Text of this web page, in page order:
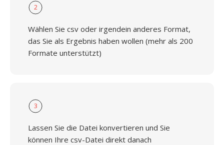
2
Wählen Sie csv oder irgendein anderes Format,
das Sie als Ergebnis haben wollen (mehr als 200
Formate unterstützt)
3
Lassen Sie die Datei konvertieren und Sie
können Ihre csv-Datei direkt danach